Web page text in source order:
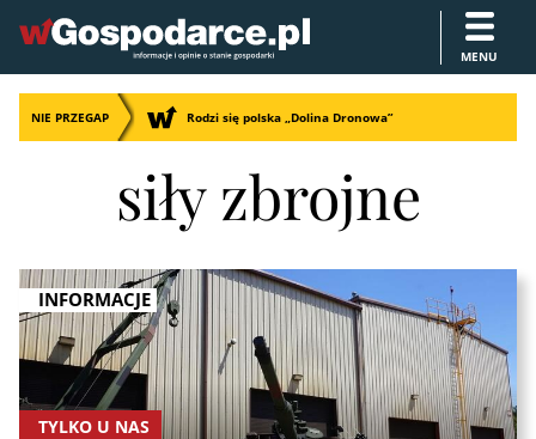
MENU
NIE PRZEGAP Rodzi się polska „Dolina Dronowa”
siły zbrojne
INFORMACJE
TYLKO U NAS